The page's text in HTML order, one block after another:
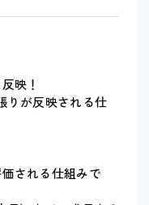
映！
りが反映される仕
される仕組みで